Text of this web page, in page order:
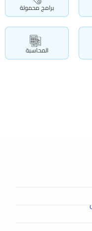
برامج محمولة
المحاسبة